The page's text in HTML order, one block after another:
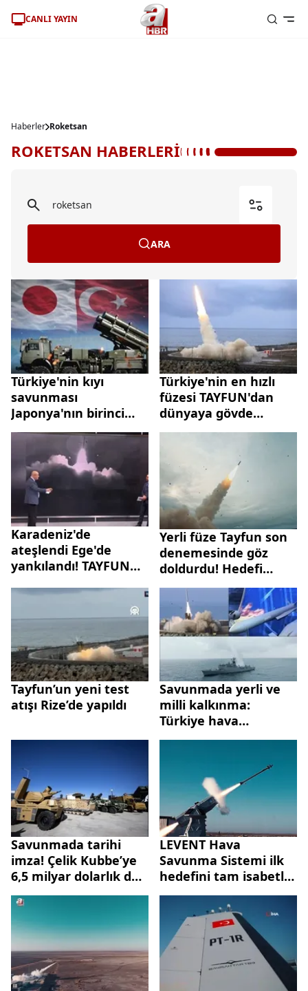
CANLI YAYIN
Haberler Roketsan
ROKETSAN HABERLERİ
ARA
Türkiye'nin kıyı
savunması
Japonya'nın birinci
hedefi! 640 milyon
dolarlık dev ihracat
Türkiye'nin en hızlı
füzesi TAYFUN'dan
dünyaya gövde
gösterisi! Hedefi
Karadeniz'de
ateşlendi Ege'de
yankılandı! TAYFUN
başarıyla geçti
Yerli füze Tayfun son
denemesinde göz
doldurdu! Hedefi
nokta atışıyla vurdu
Tayfun’un yeni test
atışı Rize’de yapıldı
Savunmada yerli ve
milli kalkınma:
Türkiye hava
muharebesinde yeni
Savunmada tarihi
imza! Çelik Kubbe’ye
6,5 milyar dolarlık dev
anlaşma!
LEVENT Hava
Savunma Sistemi ilk
hedefini tam isabetle
böyle vurdu